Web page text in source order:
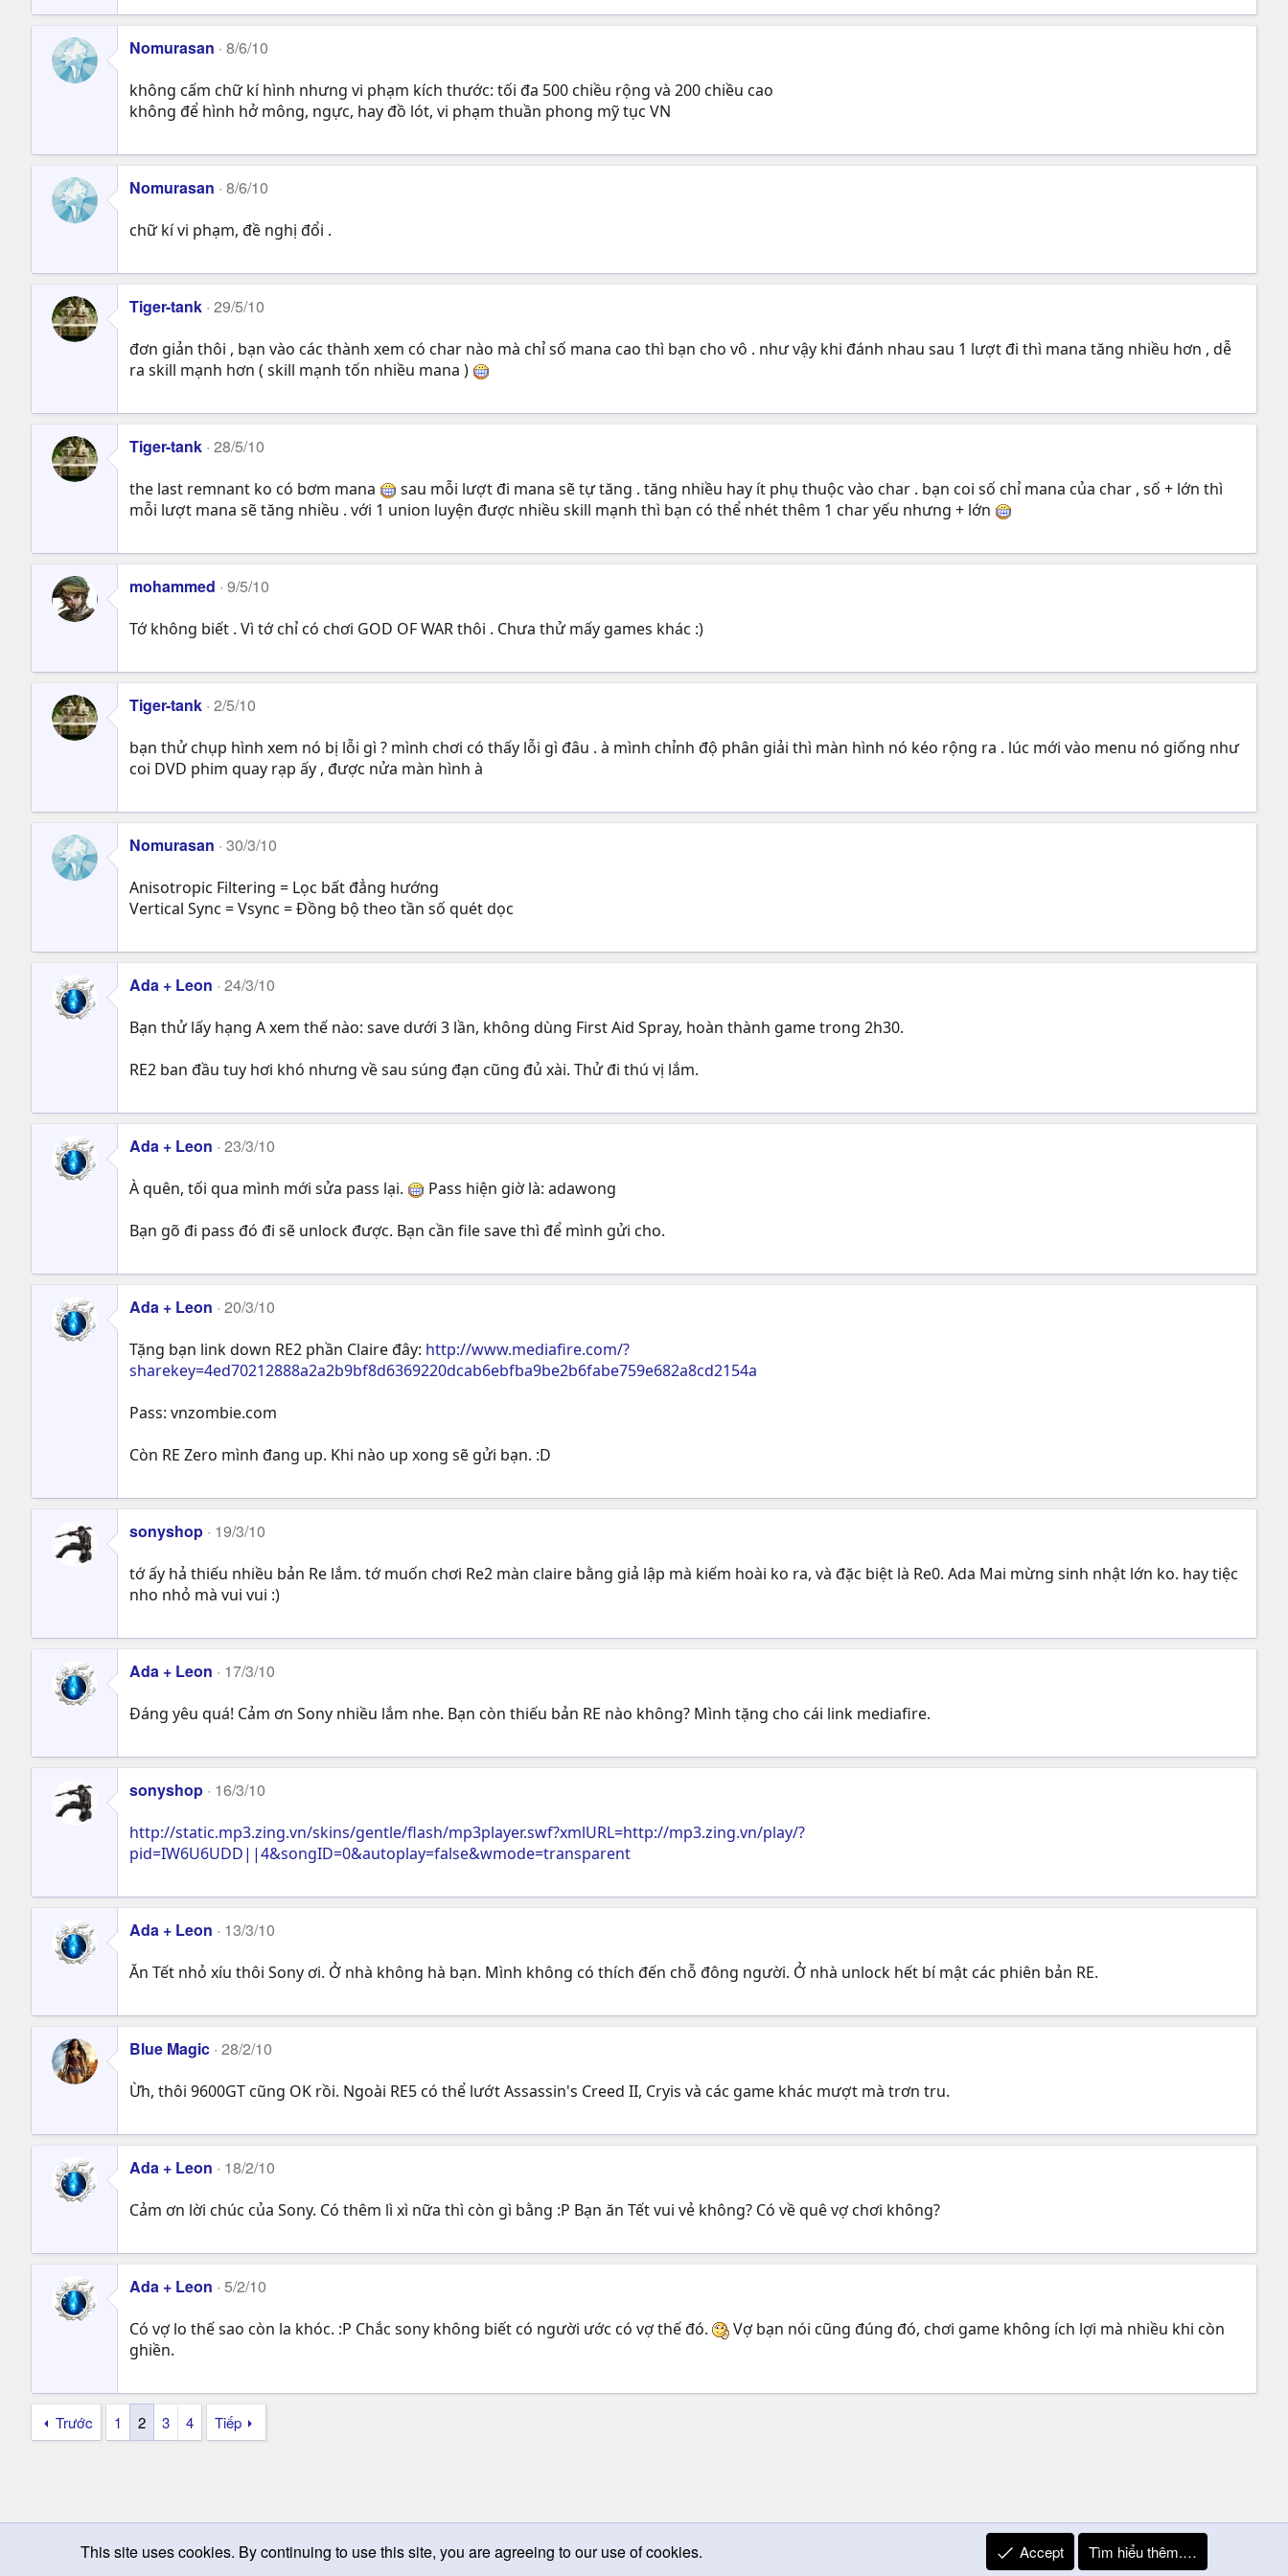
Nomurasan 8/6/10
không cấm chữ kí hình nhưng vi phạm kích thước: tối đa 500 chiều rộng và 200 chiều cao
không để hình hở mông, ngực, hay đồ lót, vi phạm thuần phong mỹ tục VN
Nomurasan 8/6/10
chữ kí vi phạm, đề nghị đổi .
Tiger-tank 29/5/10
đơn giản thôi , bạn vào các thành xem có char nào mà chỉ số mana cao thì bạn cho vô . như vậy khi đánh nhau sau 1 lượt đi thì mana tăng nhiều hơn , dễ
ra skill mạnh hơn ( skill mạnh tốn nhiều mana )
Tiger-tank 28/5/10
the last remnant ko có bơm mana
sau mỗi lượt đi mana sẽ tự tăng . tăng nhiều hay ít phụ thuộc vào char . bạn coi số chỉ mana của char , số + lớn thì
mỗi lượt mana sẽ tăng nhiều . với 1 union luyện được nhiều skill mạnh thì bạn có thể nhét thêm 1 char yếu nhưng + lớn
mohammed 9/5/10
Tớ không biết . Vì tớ chỉ có chơi GOD OF WAR thôi . Chưa thử mấy games khác :)
Tiger-tank 2/5/10
bạn thử chụp hình xem nó bị lỗi gì ? mình chơi có thấy lỗi gì đâu . à mình chỉnh độ phân giải thì màn hình nó kéo rộng ra . lúc mới vào menu nó giống như
coi DVD phim quay rạp ấy , được nửa màn hình à
Nomurasan 30/3/10
Anisotropic Filtering = Lọc bất đẳng hướng
Vertical Sync = Vsync = Đồng bộ theo tần số quét dọc
Ada + Leon 24/3/10
Bạn thử lấy hạng A xem thế nào: save dưới 3 lần, không dùng First Aid Spray, hoàn thành game trong 2h30.
RE2 ban đầu tuy hơi khó nhưng về sau súng đạn cũng đủ xài. Thử đi thú vị lắm.
Ada + Leon 23/3/10
À quên, tối qua mình mới sửa pass lại.
Pass hiện giờ là: adawong
Bạn gõ đi pass đó đi sẽ unlock được. Bạn cần file save thì để mình gửi cho.
Ada + Leon 20/3/10
Tặng bạn link down RE2 phần Claire đây: http://www.mediafire.com/?
sharekey=4ed70212888a2a2b9bf8d6369220dcab6ebfba9be2b6fabe759e682a8cd2154a
Pass: vnzombie.com
Còn RE Zero mình đang up. Khi nào up xong sẽ gửi bạn. :D
sonyshop 19/3/10
tớ ấy hả thiếu nhiều bản Re lắm. tớ muốn chơi Re2 màn claire bằng giả lập mà kiếm hoài ko ra, và đặc biệt là Re0. Ada Mai mừng sinh nhật lớn ko. hay tiệc
nho nhỏ mà vui vui :)
Ada + Leon 17/3/10
Đáng yêu quá! Cảm ơn Sony nhiều lắm nhe. Bạn còn thiếu bản RE nào không? Mình tặng cho cái link mediafire.
sonyshop 16/3/10
http://static.mp3.zing.vn/skins/gentle/flash/mp3player.swf?xmlURL=http://mp3.zing.vn/play/?
pid=IW6U6UDD||4&songID=0&autoplay=false&wmode=transparent
Ada + Leon 13/3/10
Ăn Tết nhỏ xíu thôi Sony ơi. Ở nhà không hà bạn. Mình không có thích đến chỗ đông người. Ở nhà unlock hết bí mật các phiên bản RE.
Blue Magic 28/2/10
Ừh, thôi 9600GT cũng OK rồi. Ngoài RE5 có thể lướt Assassin's Creed II, Cryis và các game khác mượt mà trơn tru.
Ada + Leon 18/2/10
Cảm ơn lời chúc của Sony. Có thêm lì xì nữa thì còn gì bằng :P Bạn ăn Tết vui vẻ không? Có về quê vợ chơi không?
Ada + Leon 5/2/10
Có vợ lo thế sao còn la khóc. :P Chắc sony không biết có người ước có vợ thế đó.
Vợ bạn nói cũng đúng đó, chơi game không ích lợi mà nhiều khi còn
ghiền.
Trước 1 2 3 4 Tiếp
Chọn giao diện Change width Quy định và Nội quy Privacy Policy Trợ giúp
This site uses cookies. By continuing to use this site, you are agreeing to our use of cookies. Accept Tìm hiểu thêm.…